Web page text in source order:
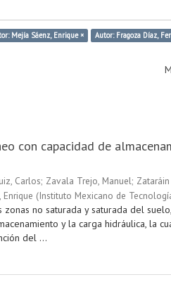
Mejía Sáenz, Enrique ×
Autor: Fragoza Díaz,
con capacidad de
Carlos; Zavala Trejo, Manuel;
Enrique (Instituto Mexicano de
no saturada y saturada del
y la carga hidráulica, la
del ...